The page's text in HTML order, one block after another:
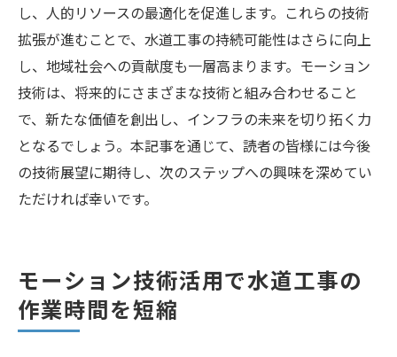
し、人的リソースの最適化を促進します。これらの技術
拡張が進むことで、水道工事の持続可能性はさらに向上
し、地域社会への貢献度も一層高まります。モーション
技術は、将来的にさまざまな技術と組み合わせること
で、新たな価値を創出し、インフラの未来を切り拓く力
となるでしょう。本記事を通じて、読者の皆様には今後
の技術展望に期待し、次のステップへの興味を深めてい
ただければ幸いです。
モーション技術活用で水道工事の
作業時間を短縮